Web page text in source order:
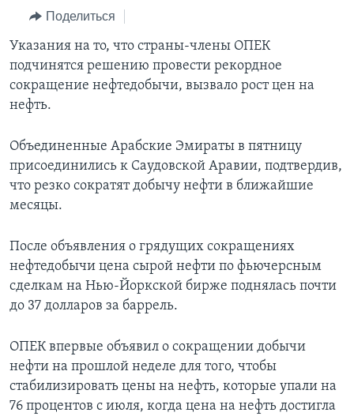
Перейти
поиск
ПОЧЕМУ ЭТО ВАЖНО?
ДИСКУССИЯ VOA
ДЕТАЛИ
НЬЮ-ЙОРК NEW YORK
А КАК В АМЕРИКЕ?
АРТЕФАКТЫ
АМЕРИКАНСКИЕ ГОРОДКИ
ТЕСТЫ
ФАКТЫ ПРОТИВ ФЕЙКОВ
ЗА СВОБОДУ ПРЕССЫ
УЧИМ АНГЛИЙСКИЙ
ВИДЕО
Learning English
Языки
Поделиться
Указания на то, что страны-члены ОПЕК
подчинятся решению провести рекордное
сокращение нефтедобычи, вызвало рост цен на
нефть.
Объединенные Арабские Эмираты в пятницу
присоединились к Саудовской Аравии, подтвердив,
что резко сократят добычу нефти в ближайшие
месяцы.
После объявления о грядущих сокращениях
нефтедобычи цена сырой нефти по фьючерсным
сделкам на Нью-Йоркской бирже поднялась почти
до 37 долларов за баррель.
ОПЕК впервые объявил о сокращении добычи
нефти на прошлой неделе для того, чтобы
стабилизировать цены на нефть, которые упали на
76 процентов с июля, когда цена на нефть достигла